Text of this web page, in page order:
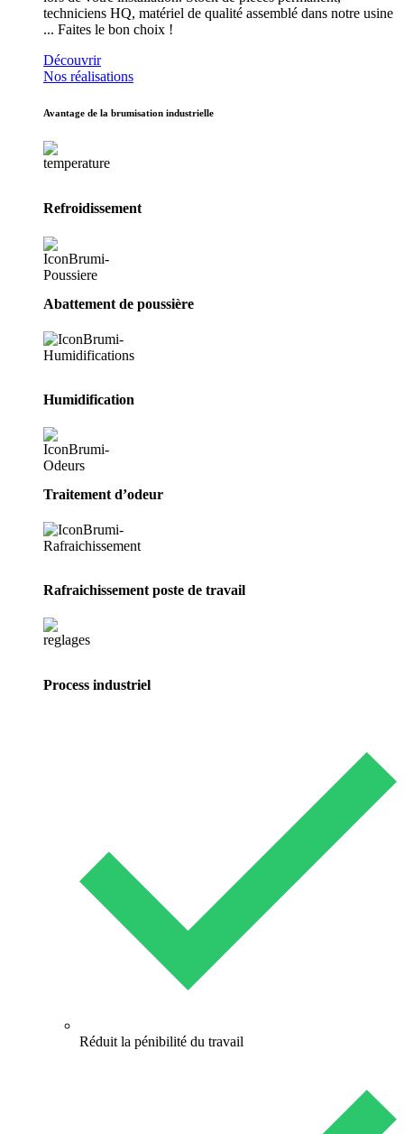
techniciens HQ, matériel de qualité assemblé dans notre usine
... Faites le bon choix !
Découvrir
Nos réalisations
Avantage de la brumisation industrielle
Refroidissement
Abattement de poussière
Humidification
Traitement d’odeur
Rafraichissement poste de travail
Process industriel
Réduit la pénibilité du travail